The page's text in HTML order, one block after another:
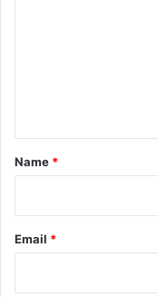
*
Name *
Email *